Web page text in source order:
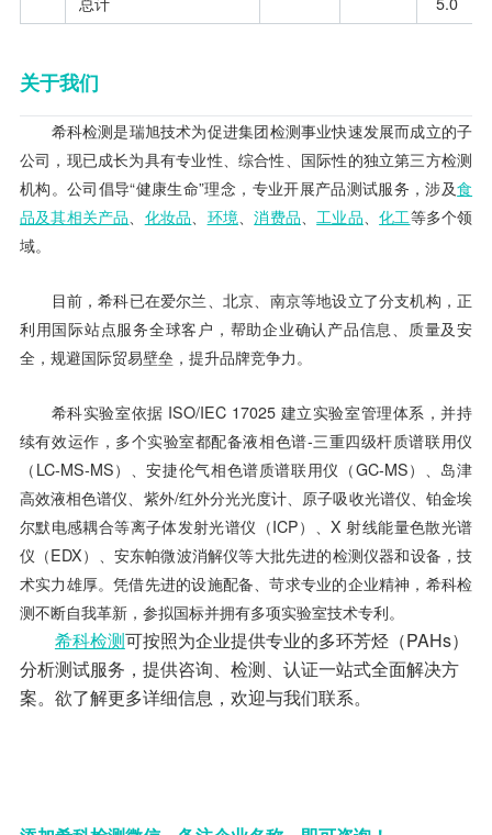
关于我们
希科检测是瑞旭技术为促进集团检测事业快速发展而成立的子
公司，现已成长为具有专业性、综合性、国际性的独立第三方检测
机构。公司倡导“健康生命”理念，专业开展产品测试服务，涉及食
品及其相关产品、 化妆品、 环境、消费品、工业品、化工等多个领
域。
目前，希科已在爱尔兰、北京、南京等地设立了分支机构，正
利用国际站点服务全球客户，帮助企业确认产品信息、质量及安
全，规避国际贸易壁垒，提升品牌竞争力。
希科实验室依据 ISO/IEC 17025 建立实验室管理体系，并持
续有效运作，多个实验室都配备液相色谱-三重四级杆质谱联用仪
（LC-MS-MS）、安捷伦气相色谱质谱联用仪（GC-MS）、岛津
高效液相色谱仪、紫外/红外分光光度计、原子吸收光谱仪、铂金埃
尔默电感耦合等离子体发射光谱仪（ICP）、X 射线能量色散光谱
仪（EDX）、安东帕微波消解仪等大批先进的检测仪器和设备，技
术实力雄厚。凭借先进的设施配备、苛求专业的企业精神，希科检
测不断自我革新，参拟国标并拥有多项实验室技术专利。
希科检测可按照为企业提供专业的多环芳烃（PAHs）
分析测试服务，提供咨询、检测、认证一站式全面解决方
案。欲了解更多详细信息，欢迎与我们联系。